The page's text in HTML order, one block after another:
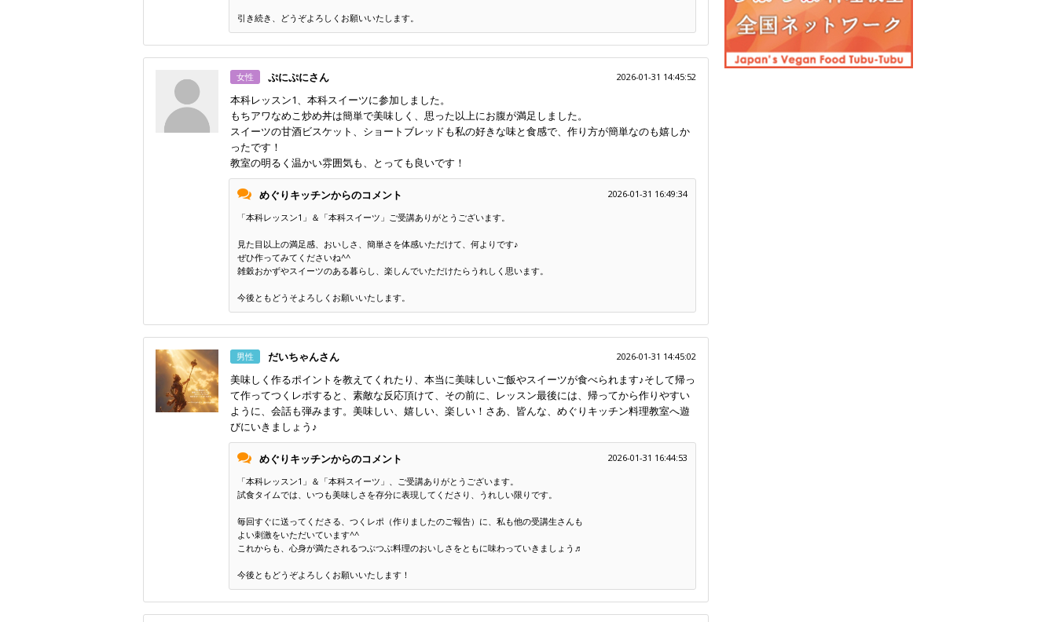
引き続き、どうぞよろしくお願いいたします。
女性 ぷにぷにさん 2026-01-31 14:45:52
本科レッスン1、本科スイーツに参加しました。
もちアワなめこ炒め丼は簡単で美味しく、思った以上にお腹が満足しました。
スイーツの甘酒ビスケット、ショートブレッドも私の好きな味と食感で、作り方が簡単なのも嬉しか
ったです！
教室の明るく温かい雰囲気も、とっても良いです！
めぐりキッチンからのコメント
2026-01-31 16:49:34
「本科レッスン1」＆「本科スイーツ」ご受講ありがとうございます。
見た目以上の満足感、おいしさ、簡単さを体感いただけて、何よりです♪
ぜひ作ってみてくださいね^^
雑穀おかずやスイーツのある暮らし、楽しんでいただけたらうれしく思います。
今後ともどうそよろしくお願いいたします。
男性 だいちゃんさん 2026-01-31 14:45:02
美味しく作るポイントを教えてくれたり、本当に美味しいご飯やスイーツが食べられます♪そして帰っ
て作ってつくレポすると、素敵な反応頂けて、その前に、レッスン最後には、帰ってから作りやすい
ように、会話も弾みます。美味しい、嬉しい、楽しい！さあ、皆んな、めぐりキッチン料理教室へ遊
びにいきましょう♪
めぐりキッチンからのコメント
2026-01-31 16:44:53
「本科レッスン1」＆「本科スイーツ」、ご受講ありがとうございます。
試食タイムでは、いつも美味しさを存分に表現してくださり、うれしい限りです。
毎回すぐに送ってくださる、つくレポ（作りましたのご報告）に、私も他の受講生さんも
よい刺激をいただいています^^
これからも、心身が満たされるつぶつぶ料理のおいしさをともに味わっていきましょう♬
今後ともどうぞよろしくお願いいたします！